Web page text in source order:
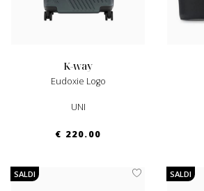
k-way
Eudoxie Logo
UNI
€ 220.00
SALDI SALDI